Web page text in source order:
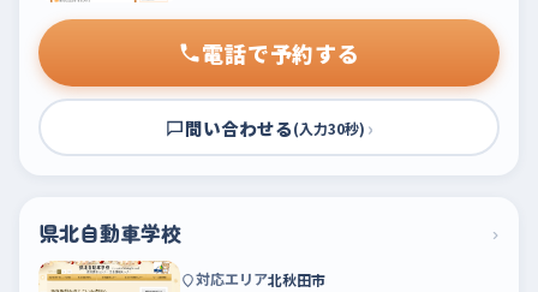
電話で予約する
問い合わせる(入力30秒) ›
県北自動車学校 ›
対応エリア北秋田市